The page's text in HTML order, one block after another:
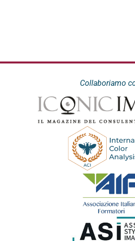
Collaboriamo